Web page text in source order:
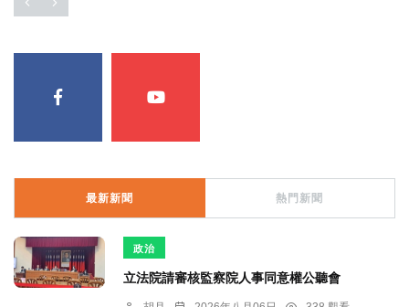
最新新聞 熱門新聞
政治
立法院請審核監察院人事同意權公聽會